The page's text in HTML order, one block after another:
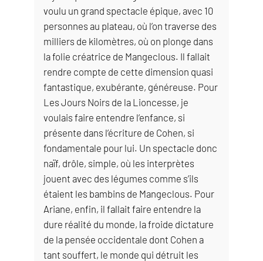
voulu un grand spectacle épique, avec 10
personnes au plateau, où l’on traverse des
milliers de kilomètres, où on plonge dans
la folie créatrice de Mangeclous. Il fallait
rendre compte de cette dimension quasi
fantastique, exubérante, généreuse. Pour
Les Jours Noirs de la Lioncesse, je
voulais faire entendre l’enfance, si
présente dans l’écriture de Cohen, si
fondamentale pour lui. Un spectacle donc
naïf, drôle, simple, où les interprètes
jouent avec des légumes comme s’ils
étaient les bambins de Mangeclous. Pour
Ariane, enfin, il fallait faire entendre la
dure réalité du monde, la froide dictature
de la pensée occidentale dont Cohen a
tant souffert, le monde qui détruit les